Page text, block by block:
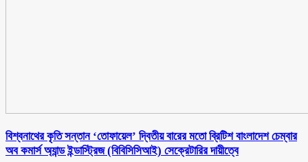
বিশ্বনাথের কৃতি সন্তান ‘তোফায়েল’ দ্বিতীয় বারের মতো ব্রিটিশ বাংলাদেশ চেম্বার
অব কমার্স অ্যান্ড ইন্ডাস্ট্রিজ (বিবিসিসিআই) সেক্রেটারির দায়ীত্বে